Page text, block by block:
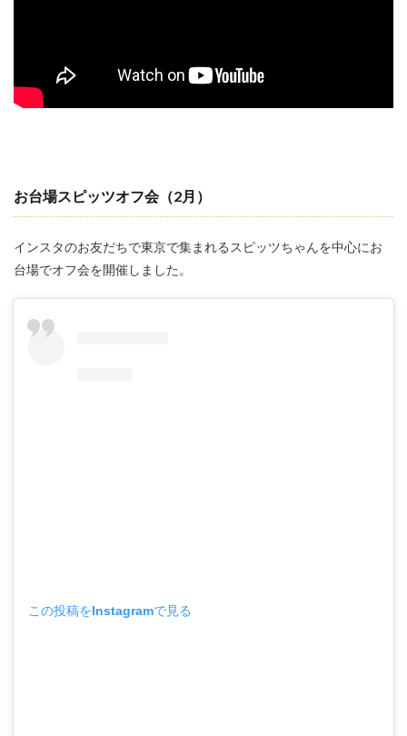
お台場スピッツオフ会（2月）
インスタのお友だちで東京で集まれるスピッツちゃんを中心にお
台場でオフ会を開催しました。
この投稿をInstagramで見る